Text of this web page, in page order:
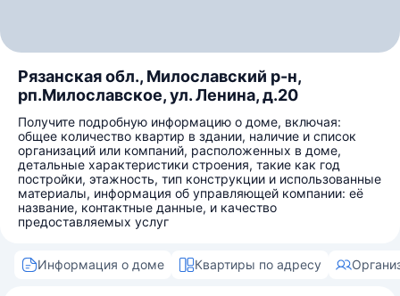
Рязанская обл., Милославский р-н,
рп.Милославское, ул. Ленина, д.20
Получите подробную информацию о доме, включая:
общее количество квартир в здании, наличие и список
организаций или компаний, расположенных в доме,
детальные характеристики строения, такие как год
постройки, этажность, тип конструкции и использованные
материалы, информация об управляющей компании: её
название, контактные данные, и качество
предоставляемых услуг
Информация о доме Квартиры по адресу